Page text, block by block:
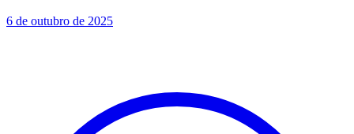
6 de outubro de 2025